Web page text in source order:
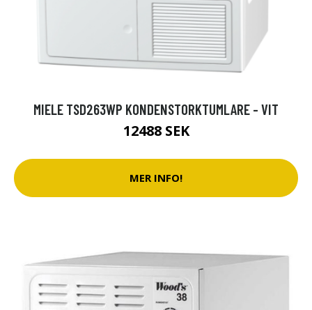
MIELE TSD263WP KONDENSTORKTUMLARE - VIT
12488 SEK
MER INFO!